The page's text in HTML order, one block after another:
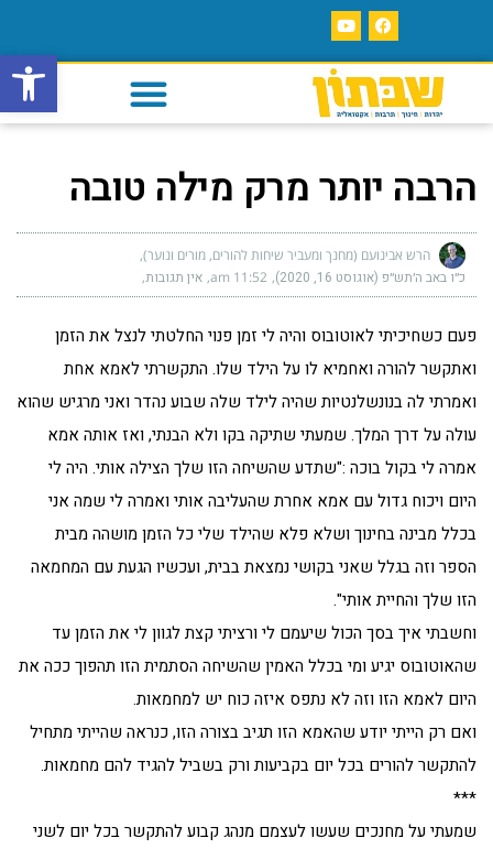
פתח
הרבה יותר מרק מילה טובה
הרש אבינועם (מחנך ומעביר שיחות להורים, מורים ונוער)
כ״ו באב ה׳תש״פ (אוגוסט 16, 2020) 11:52 am אין תגובות
פעם כשחיכיתי לאוטובוס והיה לי זמן פנוי החלטתי לנצל את הזמן
ואתקשר להורה ואחמיא לו על הילד שלו. התקשרתי לאמא אחת
ואמרתי לה בנונשלנטיות שהיה לילד שלה שבוע נהדר ואני מרגיש שהוא
עולה על דרך המלך. שמעתי שתיקה בקו ולא הבנתי, ואז אותה אמא
אמרה לי בקול בוכה :"שתדע שהשיחה הזו שלך הצילה אותי. היה לי
היום ויכוח גדול עם אמא אחרת שהעליבה אותי ואמרה לי שמה אני
בכלל מבינה בחינוך ושלא פלא שהילד שלי כל הזמן מושהה מבית
הספר וזה בגלל שאני בקושי נמצאת בבית, ועכשיו הגעת עם המחמאה
הזו שלך והחיית אותי".
וחשבתי איך בסך הכול שיעמם לי ורציתי קצת לגוון לי את הזמן עד
שהאוטובוס יגיע ומי בכלל האמין שהשיחה הסתמית הזו תהפוך ככה את
היום לאמא הזו וזה לא נתפס איזה כוח יש למחמאות.
ואם רק הייתי יודע שהאמא הזו תגיב בצורה הזו, כנראה שהייתי מתחיל
להתקשר להורים בכל יום בקביעות ורק בשביל להגיד להם מחמאות.
***
שמעתי על מחנכים שעשו לעצמם מנהג קבוע להתקשר בכל יום לשני